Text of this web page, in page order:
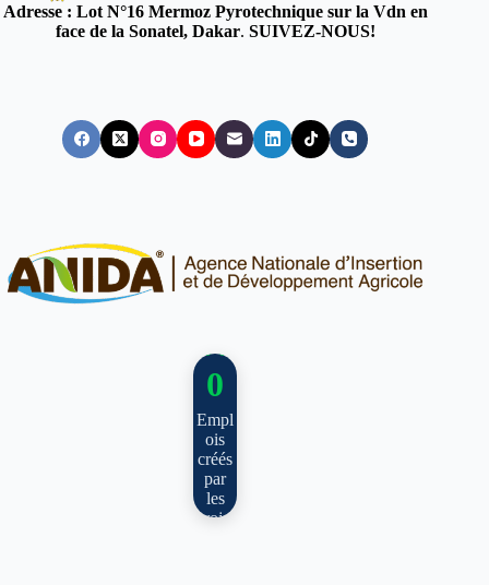
Adresse : Lot N°16 Mermoz Pyrotechnique sur la Vdn en
face de la Sonatel, Dakar. SUIVEZ-NOUS!
00
0
Empl
ois
créés
par
les
projet